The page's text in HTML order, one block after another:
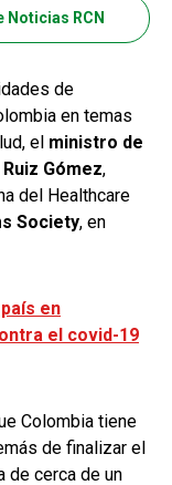
Noticias RCN
de
en temas
el ministro de
Gómez,
del Healthcare
Society, en
en
el covid-19
Colombia tiene
de finalizar el
de cerca de un